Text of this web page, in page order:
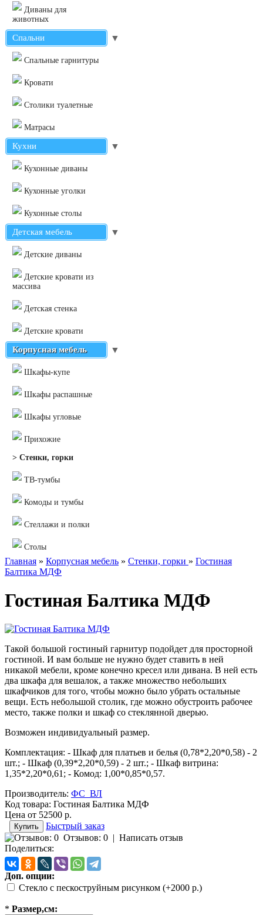
Диваны для
животных
Спальни ▼
Cпальные гарнитуры
Кровати
Столики туалетные
Матрасы
Кухни ▼
Кухонные диваны
Кухонные уголки
Кухонные столы
Детская мебель ▼
Детские диваны
Детские кровати из
массива
Детская стенка
Детские кровати
Корпусная мебель ▼
Шкафы-купе
Шкафы распашные
Шкафы угловые
Прихожие
> Стенки, горки
ТВ-тумбы
Комоды и тумбы
Стеллажи и полки
Столы
Главная » Корпусная мебель » Стенки, горки » Гостиная
Балтика МДФ
Гостиная Балтика МДФ
Такой большой гостиный гарнитур подойдет для просторной
гостиной. И вам больше не нужно будет ставить в ней
никакой мебели, кроме конечно кресел или дивана. В ней есть
два шкафа для вешалок, а также множество небольших
шкафчиков для того, чтобы можно было убрать остальные
вещи. Есть небольшой столик, где можно обустроить рабочее
место, также полки и шкаф со стеклянной дверью.
Возможен индивидуальный размер.
Комплектация: - Шкаф для платьев и белья (0,78*2,20*0,58) - 2
шт.; - Шкаф (0,39*2,20*0,59) - 2 шт.; - Шкаф витрина:
1,35*2,20*0,61; - Комод: 1,00*0,85*0,57.
Производитель: ФС_ВЛ
Код товара: Гостиная Балтика МДФ
Цена от 52500 р.
Быстрый заказ
Отзывов: 0 | Написать отзыв
Поделиться:
Доп. опции:
Стекло с пескоструйным рисунком (+2000 р.)
* Размер,см: